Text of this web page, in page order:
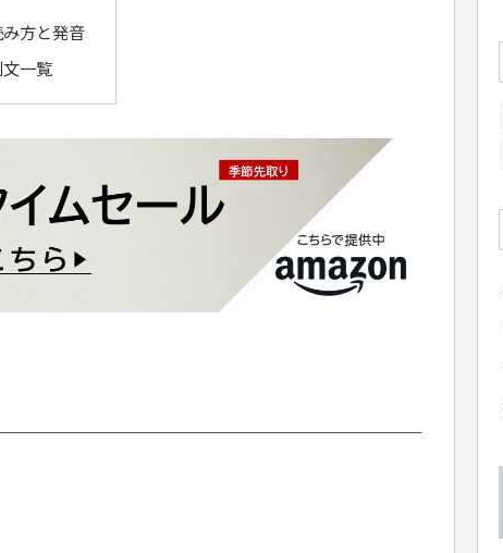
み方と発音
文一覧